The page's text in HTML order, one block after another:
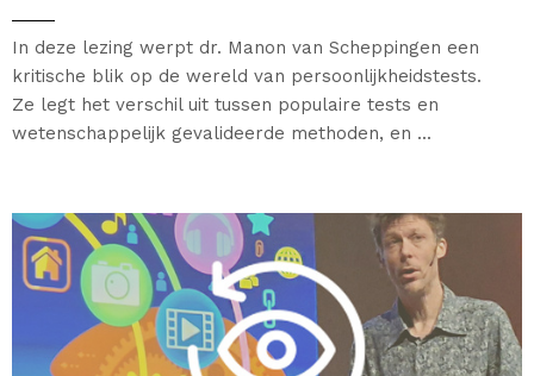
In deze lezing werpt dr. Manon van Scheppingen een
kritische blik op de wereld van persoonlijkheidstests.
Ze legt het verschil uit tussen populaire tests en
wetenschappelijk gevalideerde methoden, en ...